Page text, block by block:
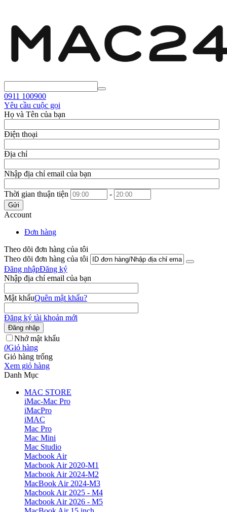
0911 100900
Yêu cầu cuộc gọi
Họ và Tên của bạn
Điện thoại
Địa chỉ
Nhập địa chỉ email của bạn
Thời gian thuận tiện -
Gửi
Account
Đơn hàng
Theo dõi đơn hàng của tôi
Theo dõi đơn hàng của tôi
Đăng nhậpĐăng ký
Nhập địa chỉ email của bạn
Mật khẩuQuên mật khẩu?
Đăng ký tài khoản mới
Đăng nhập
Nhớ mật khẩu
0Giỏ hàng
Giỏ hàng trống
Xem giỏ hàng
Danh Mục
MAC STORE
iMac-Mac Pro
iMacPro
iMAC
Mac Pro
Mac Mini
Mac Studio
Macbook Air
Macbook Air 2020-M1
Macbook Air 2024-M2
MacBook Air 2024-M3
Macbook Air 2025 - M4
Macbook Air 2026 - M5